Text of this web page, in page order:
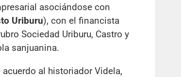
asociándose con
Uriburu), con el financista
Sociedad Uriburu, Castro y
sanjuanina.
al historiador Videla,